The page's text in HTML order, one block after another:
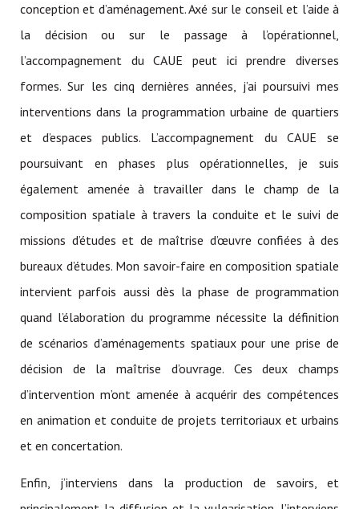
conception et d’aménagement. Axé sur le conseil et l’aide à
la décision ou sur le passage à l’opérationnel,
l’accompagnement du CAUE peut ici prendre diverses
formes. Sur les cinq dernières années, j’ai poursuivi mes
interventions dans la programmation urbaine de quartiers
et d’espaces publics. L’accompagnement du CAUE se
poursuivant en phases plus opérationnelles, je suis
également amenée à travailler dans le champ de la
composition spatiale à travers la conduite et le suivi de
missions d’études et de maîtrise d’œuvre confiées à des
bureaux d’études. Mon savoir-faire en composition spatiale
intervient parfois aussi dès la phase de programmation
quand l’élaboration du programme nécessite la définition
de scénarios d’aménagements spatiaux pour une prise de
décision de la maîtrise d’ouvrage. Ces deux champs
d’intervention m’ont amenée à acquérir des compétences
en animation et conduite de projets territoriaux et urbains
et en concertation.
Enfin, j’interviens dans la production de savoirs, et